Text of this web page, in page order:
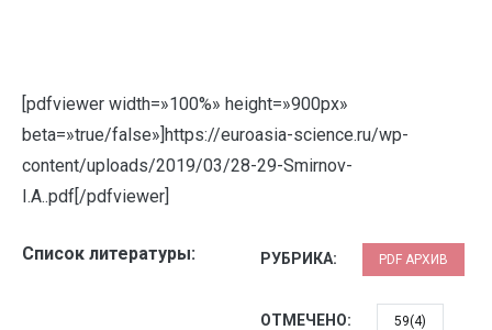
[pdfviewer width=»100%» height=»900px»
beta=»true/false»]https://euroasia-science.ru/wp-
content/uploads/2019/03/28-29-Smirnov-
I.A..pdf[/pdfviewer]
Список литературы: РУБРИКА: PDF АРХИВ
ОТМЕЧЕНО: 59(4)